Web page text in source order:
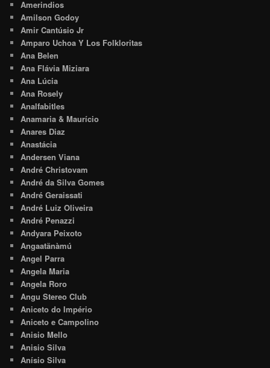
Amerindios
Amilson Godoy
Amir Cantúsio Jr
Amparo Uchoa Y Los Folkloritas
Ana Belen
Ana Flávia Miziara
Ana Lúcia
Ana Rosely
Analfabitles
Anamaria & Maurício
Anares Diaz
Anastácia
Andersen Viana
André Christovam
André da Silva Gomes
André Geraissati
André Luiz Oliveira
André Penazzi
Andyara Peixoto
Angaatãnàmú
Angel Parra
Angela Maria
Angela Roro
Angu Stereo Club
Aniceto do Império
Aniceto e Campolino
Anisio Mello
Anisio Silva
Anísio Silva